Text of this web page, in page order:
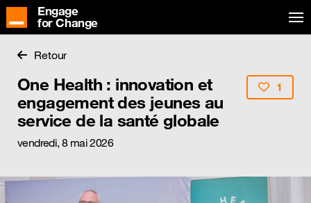
Engage
for Change
Retour
One Health : innovation et
engagement des jeunes au
service de la santé globale
vendredi, 8 mai 2026
1